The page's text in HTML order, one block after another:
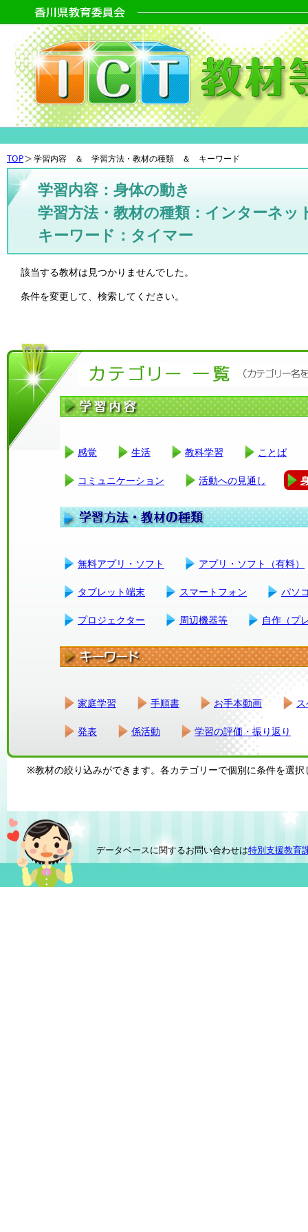
TOP 学習内容 ＆ 学習方法・教材の種類 ＆ キーワード
学習内容：身体の動き
学習方法・教材の種類：インターネッ
キーワード：タイマー
該当する教材は見つかりませんでした。
条件を変更して、検索してください。
感覚 生活 教科学習 ことば
コミュニケーション 活動への見通し
無料アプリ・ソフト アプリ・ソフト（有料）
タブレット端末 スマートフォン パソ
プロジェクター 周辺機器等 自作（プ
家庭学習 手順書 お手本動画
発表 係活動 学習の評価・振り返り
※教材の絞り込みができます。各カテゴリーで個別に条件を選択
データベースに関するお問い合わせは特別支援教育